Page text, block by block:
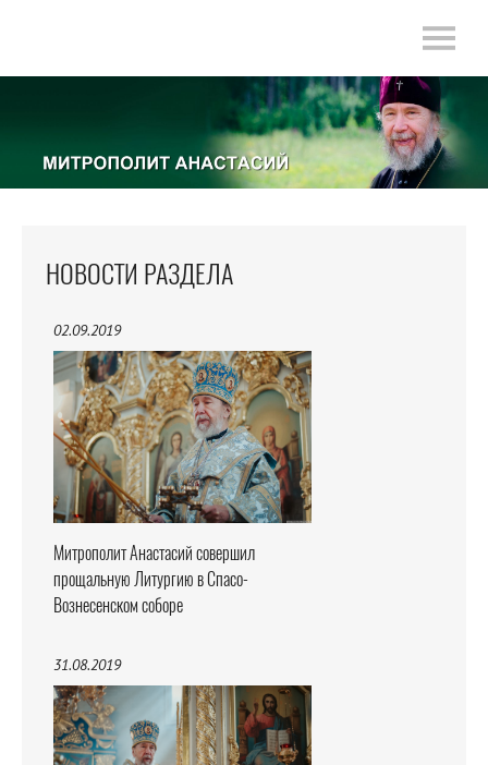
НОВОСТИ РАЗДЕЛА
02.09.2019
Митрополит Анастасий совершил
прощальную Литургию в Спасо-
Вознесенском соборе
31.08.2019